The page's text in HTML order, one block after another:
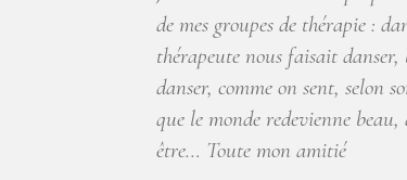
de mes groupes de thérapie :
thérapeute nous faisait
danser, comme on sent, selon
que le monde redevienne
être… Toute mon amitié